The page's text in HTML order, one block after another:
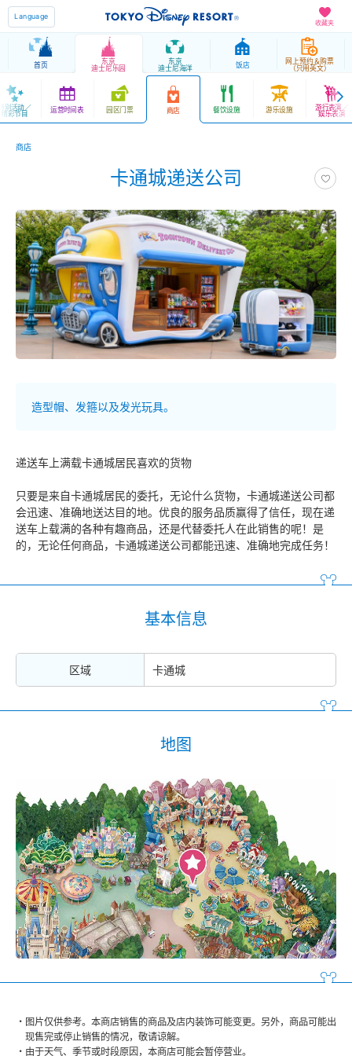
收藏夹
Language
首页 东京
迪士尼乐园
东京
迪士尼海洋 饭店 网上预约＆购票
（只用英文）
别活动／
精彩节目 运营时间表 园区门票 商店 餐饮设施 游乐设施 游行表演／
娱乐表演
商店
卡通城递送公司
造型帽、发箍以及发光玩具。
递送车上满载卡通城居民喜欢的货物
只要是来自卡通城居民的委托，无论什么货物，卡通城递送公司都
会迅速、准确地送达目的地。优良的服务品质赢得了信任，现在递
送车上载满的各种有趣商品，还是代替委托人在此销售的呢！是
的，无论任何商品，卡通城递送公司都能迅速、准确地完成任务！
基本信息
区域 卡通城
地图
图片仅供参考。本商店销售的商品及店内装饰可能变更。另外，商品可能出
现售完或停止销售的情况，敬请谅解。
由于天气、季节或时段原因，本商店可能会暂停营业。